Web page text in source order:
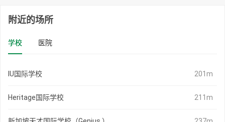
附近的场所
学校 医院
IU国际学校 201m
Heritage国际学校 211m